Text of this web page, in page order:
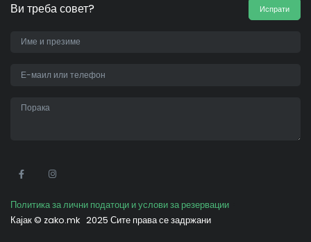
Ви треба совет? Испрати
Политика за лични податоци и услови за резервации
Кајак © zako.mk 2025 Сите права се задржани